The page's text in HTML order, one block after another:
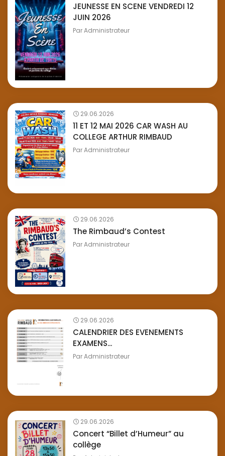
JEUNESSE EN SCENE VENDREDI 12
JUIN 2026
ParAdministrateur
29.06.2026
11 ET 12 MAI 2026 CAR WASH AU
COLLEGE ARTHUR RIMBAUD
ParAdministrateur
29.06.2026
The Rimbaud’s Contest
ParAdministrateur
29.06.2026
CALENDRIER DES EVENEMENTS
EXAMENS...
ParAdministrateur
29.06.2026
Concert “Billet d’Humeur” au
collège